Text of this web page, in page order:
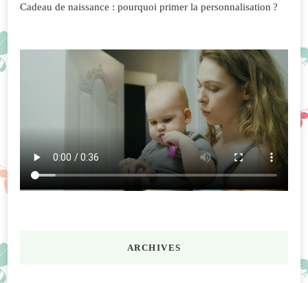
Cadeau de naissance : pourquoi primer la personnalisation ?
ARCHIVES